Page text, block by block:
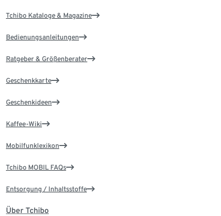
Tchibo Kataloge & Magazine
Bedienungsanleitungen
Ratgeber & Größenberater
Geschenkkarte
Geschenkideen
Kaffee-Wiki
Mobilfunklexikon
Tchibo MOBIL FAQs
Entsorgung / Inhaltsstoffe
Über Tchibo